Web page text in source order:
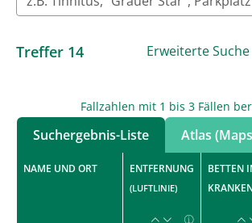
Treffer 14 Erweiterte Suche
Suchergebnis-Liste Atlas
Fallzahlen mit 1 bis 3 Fällen
NAME UND ORT ENTFERNUNG
(LUFTLINIE)
BETTEN